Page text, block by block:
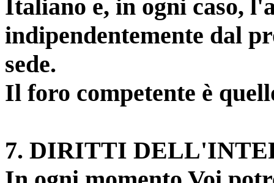
Italiano e, in ogni caso,
indipendentemente dal
sede.
Il foro competente è
7. DIRITTI